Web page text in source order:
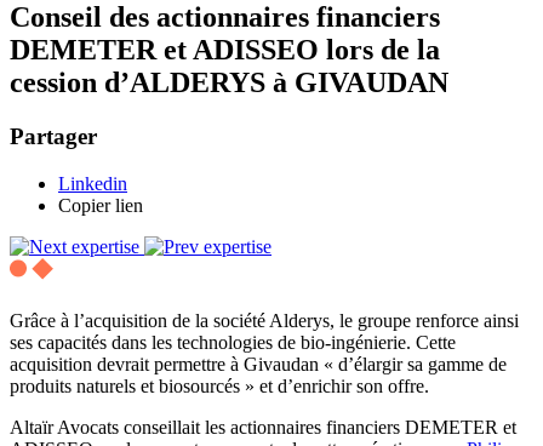
Conseil des actionnaires financiers
DEMETER et ADISSEO lors de la
cession d’ALDERYS à GIVAUDAN
Partager
Linkedin
Copier lien
Grâce à l’acquisition de la société Alderys, le groupe renforce ainsi
ses capacités dans les technologies de bio-ingénierie. Cette
acquisition devrait permettre à Givaudan « d’élargir sa gamme de
produits naturels et biosourcés » et d’enrichir son offre.
Altaïr Avocats conseillait les actionnaires financiers DEMETER et